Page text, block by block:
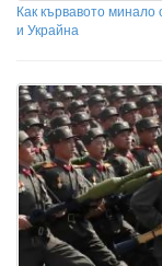
Как кървавото
и Украйна